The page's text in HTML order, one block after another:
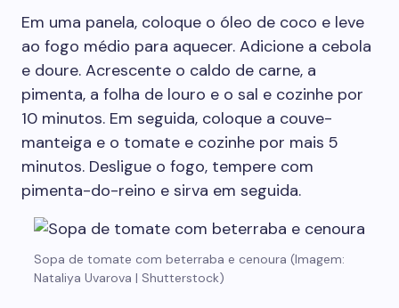
Em uma panela, coloque o óleo de coco e leve
ao fogo médio para aquecer. Adicione a cebola
e doure. Acrescente o caldo de carne, a
pimenta, a folha de louro e o sal e cozinhe por
10 minutos. Em seguida, coloque a couve-
manteiga e o tomate e cozinhe por mais 5
minutos. Desligue o fogo, tempere com
pimenta-do-reino e sirva em seguida.
Sopa de tomate com beterraba e cenoura (Imagem:
Nataliya Uvarova | Shutterstock)